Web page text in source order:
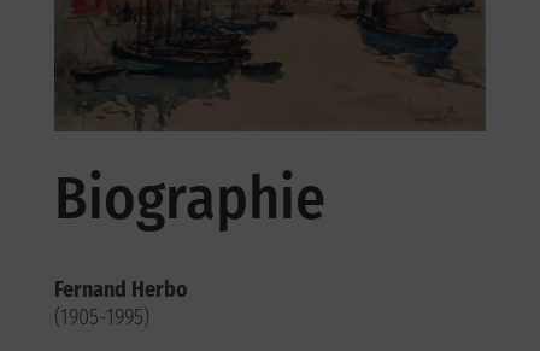
Biographie
Fernand Herbo
(1905-1995)